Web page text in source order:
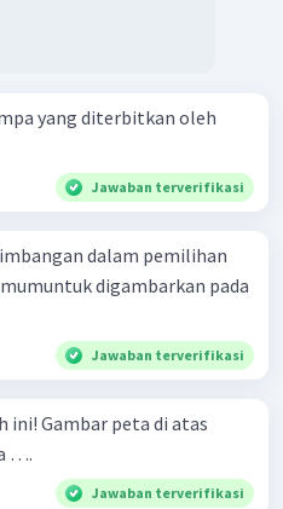
yang diterbitkan oleh
Jawaban terverifikasi
dalam pemilihan
digambarkan pada
Jawaban terverifikasi
atas
….
Jawaban terverifikasi